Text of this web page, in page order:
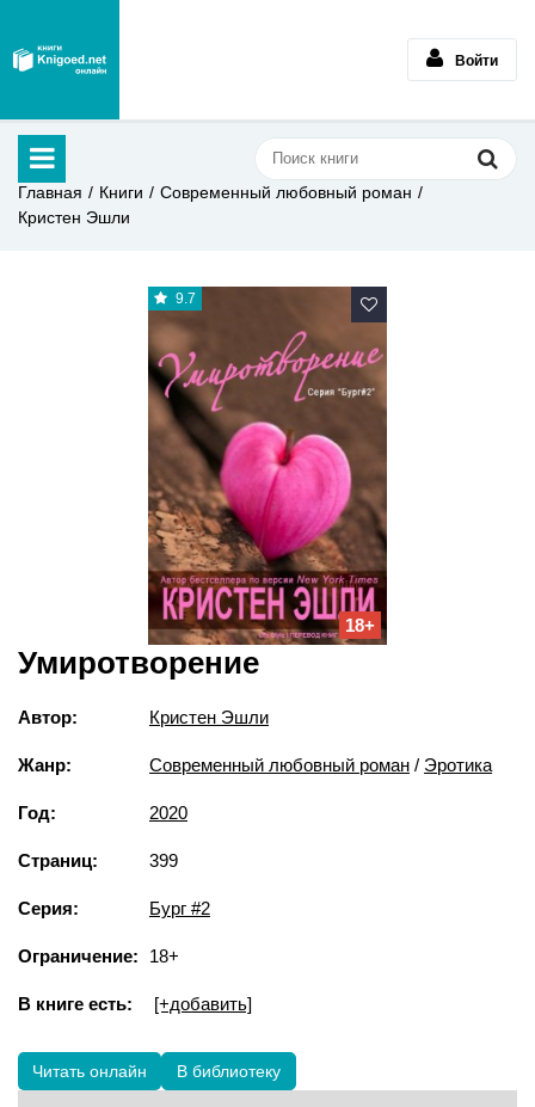
Войти
Главная Книги
Современный любовный роман
Кристен Эшли
9.7
18+
Умиротворение
Автор: Кристен Эшли
Жанр: Современный любовный роман / Эротика
Год: 2020
Страниц: 399
Серия: Бург #2
Ограничение: 18+
В книге есть: [+добавить]
Читать онлайн В библиотеку